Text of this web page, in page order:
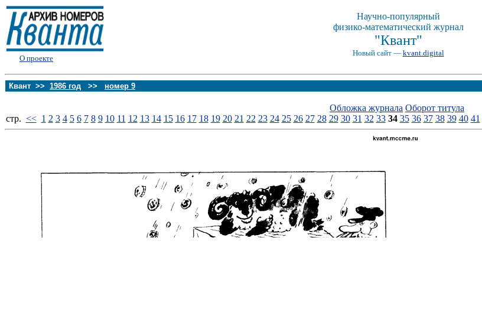
О проекте
Научно-популярный
физико-математический журнал
"Квант"
Новый сайт — kvant.digital
Квант >> 1986 год >> номер 9
Обложка журнала Оборот титула
стp. << 1 2 3 4 5 6 7 8 9 10 11 12 13 14 15 16 17 18 19 20 21 22 23 24 25 26 27 28 29 30 31 32 33 34 35 36 37 38 39 40 41